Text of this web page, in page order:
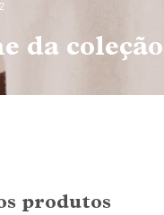
da coleção
produtos